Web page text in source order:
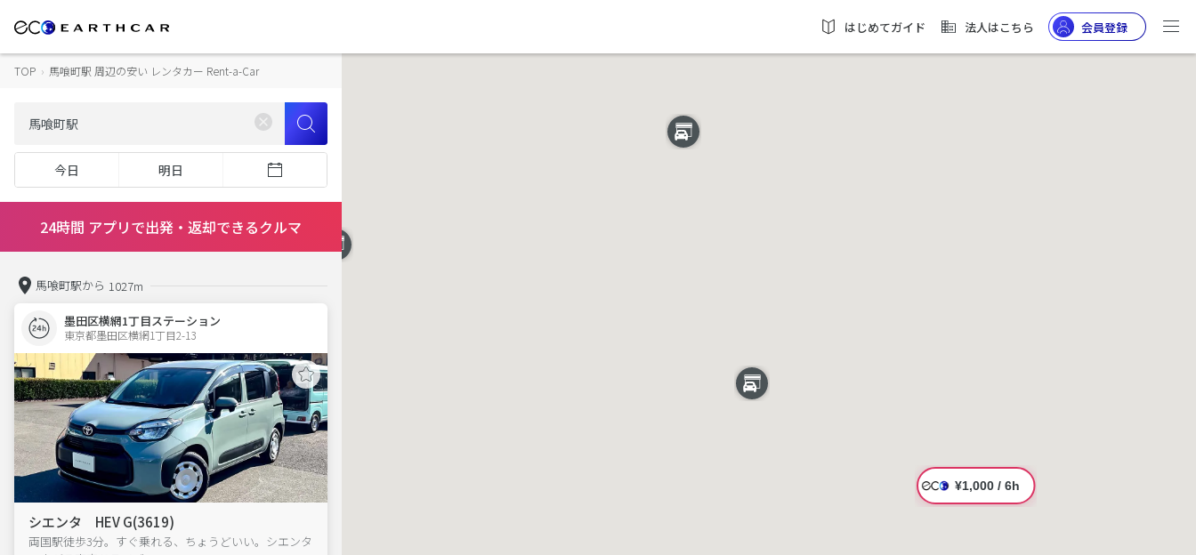
はじめてガイド 法人はこちら 会員登録
TOP › 馬喰町駅 周辺の安い レンタカー Rent-a-Car
今日 明日
24時間 アプリで出発・返却できるクルマ
馬喰町駅から 1027m
墨田区横網1丁目ステーション
東京都墨田区横網1丁目2-13
シエンタ HEV G(3619)
両国駅徒歩3分。すぐ乗れる、ちょうどいい。シエンタ